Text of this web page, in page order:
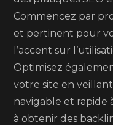
Commencez par
et pertinent pour
l’accent sur
Optimisez
votre site en
navigable et rapide
à obtenir des